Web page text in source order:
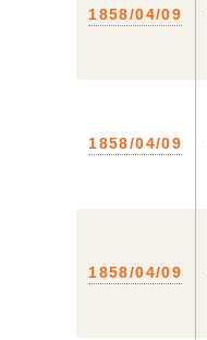
1858/04/09
1858/04/09
1858/04/09